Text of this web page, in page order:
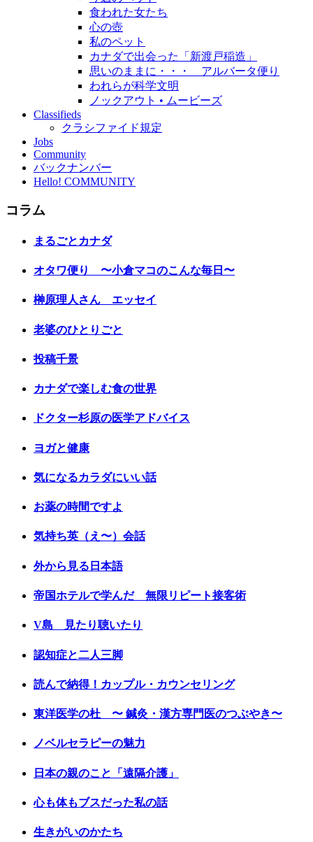
食われた女たち
心の壺
私のペット
カナダで出会った「新渡戸稲造」
思いのままに・・・ アルバータ便り
われらが科学文明
ノックアウト • ムービーズ
Classifieds
クラシファイド規定
Jobs
Community
バックナンバー
Hello! COMMUNITY
コラム
まるごとカナダ
オタワ便り 〜小倉マコのこんな毎日〜
榊原理人さん エッセイ
老婆のひとりごと
投稿千景
カナダで楽しむ食の世界
ドクター杉原の医学アドバイス
ヨガと健康
気になるカラダにいい話
お薬の時間ですよ
気持ち英（え〜）会話
外から見る日本語
帝国ホテルで学んだ 無限リピート接客術
V島 見たり聴いたり
認知症と二人三脚
読んで納得！カップル・カウンセリング
東洋医学の杜 〜 鍼灸・漢方専門医のつぶやき〜
ノベルセラピーの魅力
日本の親のこと「遠隔介護」
心も体もブスだった私の話
生きがいのかたち